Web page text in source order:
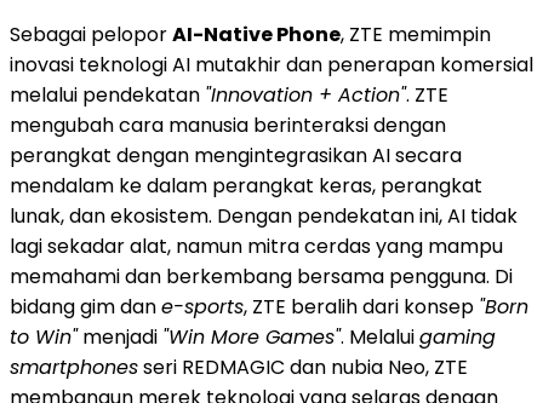
Sebagai peloporAI-Native Phone, ZTE memimpin
inovasi teknologi AI mutakhir dan penerapan komersial
melalui pendekatan "Innovation + Action". ZTE
mengubah cara manusia berinteraksi dengan
perangkat dengan mengintegrasikan AI secara
mendalam ke dalam perangkat keras, perangkat
lunak, dan ekosistem. Dengan pendekatan ini, AI tidak
lagi sekadar alat, namun mitra cerdas yang mampu
memahami dan berkembang bersama pengguna. Di
bidang gim dane-sports, ZTE beralih dari konsep "Born
to Win"menjadi "Win More Games". Melaluigaming
smartphonesseri REDMAGIC dan nubia Neo, ZTE
membangun merek teknologi yang selaras dengan